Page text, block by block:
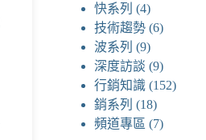
快系列 (4)
技術趨勢(6)
波系列 (9)
深度訪談 (9)
行銷知識(152)
銷系列 (18)
頻道專區 (7)